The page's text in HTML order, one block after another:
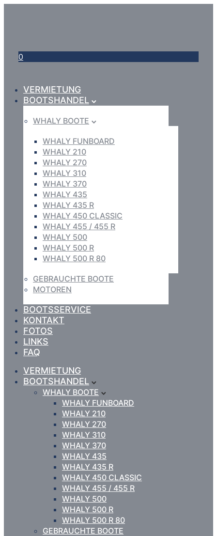
0
VERMIETUNG
BOOTSHANDEL
WHALY BOOTE
WHALY FUNBOARD
WHALY 210
WHALY 270
WHALY 310
WHALY 370
WHALY 435
WHALY 435 R
WHALY 450 CLASSIC
WHALY 455 / 455 R
WHALY 500
WHALY 500 R
WHALY 500 R 80
GEBRAUCHTE BOOTE
MOTOREN
BOOTSSERVICE
KONTAKT
FOTOS
LINKS
FAQ
VERMIETUNG
BOOTSHANDEL
WHALY BOOTE
WHALY FUNBOARD
WHALY 210
WHALY 270
WHALY 310
WHALY 370
WHALY 435
WHALY 435 R
WHALY 450 CLASSIC
WHALY 455 / 455 R
WHALY 500
WHALY 500 R
WHALY 500 R 80
GEBRAUCHTE BOOTE